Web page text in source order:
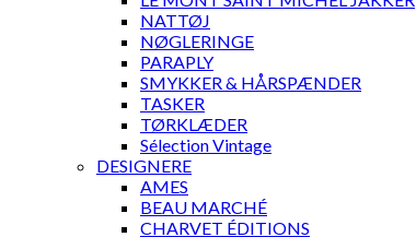
NATTØJ
NØGLERINGE
PARAPLY
SMYKKER & HÅRSPÆNDER
TASKER
TØRKLÆDER
Sélection Vintage
DESIGNERE
AMES
BEAU MARCHÉ
CHARVET ÉDITIONS